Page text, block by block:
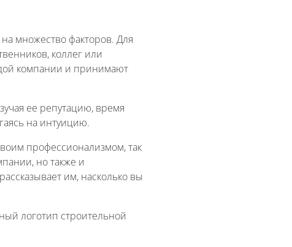
множество факторов. Для
коллег или
компании и принимают
ее репутацию, время
на интуицию.
профессионализмом, так
но также и
им, насколько вы
логотип строительной